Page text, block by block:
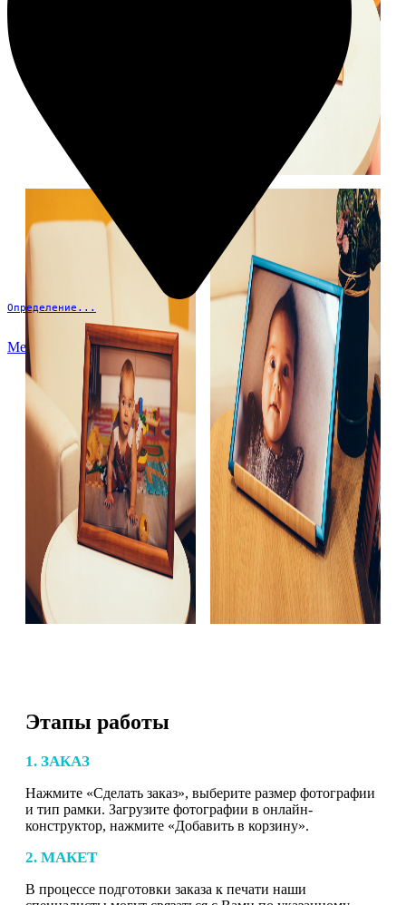
Определение...
Меню
Этапы работы
1. ЗАКАЗ
Нажмите «Сделать заказ», выберите размер фотографии
и тип рамки. Загрузите фотографии в онлайн-
конструктор, нажмите «Добавить в корзину».
2. МАКЕТ
В процессе подготовки заказа к печати наши